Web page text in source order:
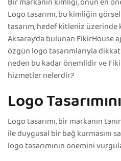
Logo tasarımı, bu kimliğin
tasarım, hedef kitleniz üzerinde
Aksaray’da bulunan FikirHouse
özgün logo tasarımlarıyla
neden bu kadar önemlidir ve
hizmetler nelerdir?
Logo
Logo tasarımı, bir markanın
ile duygusal bir bağ kurmasını
logo tasarımının önemini